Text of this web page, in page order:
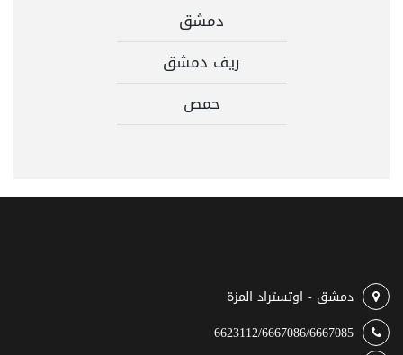
دمشق
ريف دمشق
حمص
دمشق - اوتستراد المزة
6623112/6667086/6667085